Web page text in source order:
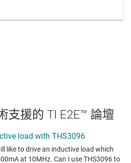
支援的 TI E2E™ 論壇